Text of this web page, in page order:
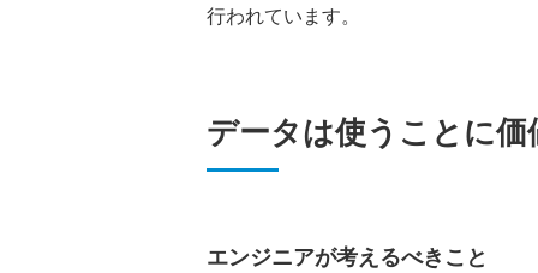
行われています。
データは使うことに
エンジニアが考えるべきこと